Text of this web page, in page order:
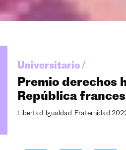
Universitario /
Premio derechos
República
Libertad-Igualdad-Fraternidad